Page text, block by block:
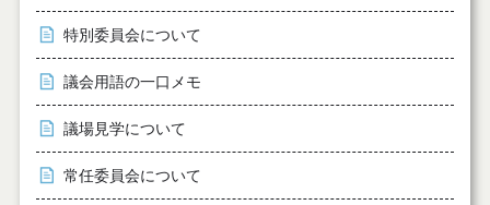
特別委員会について
議会用語の一口メモ
議場見学について
常任委員会について